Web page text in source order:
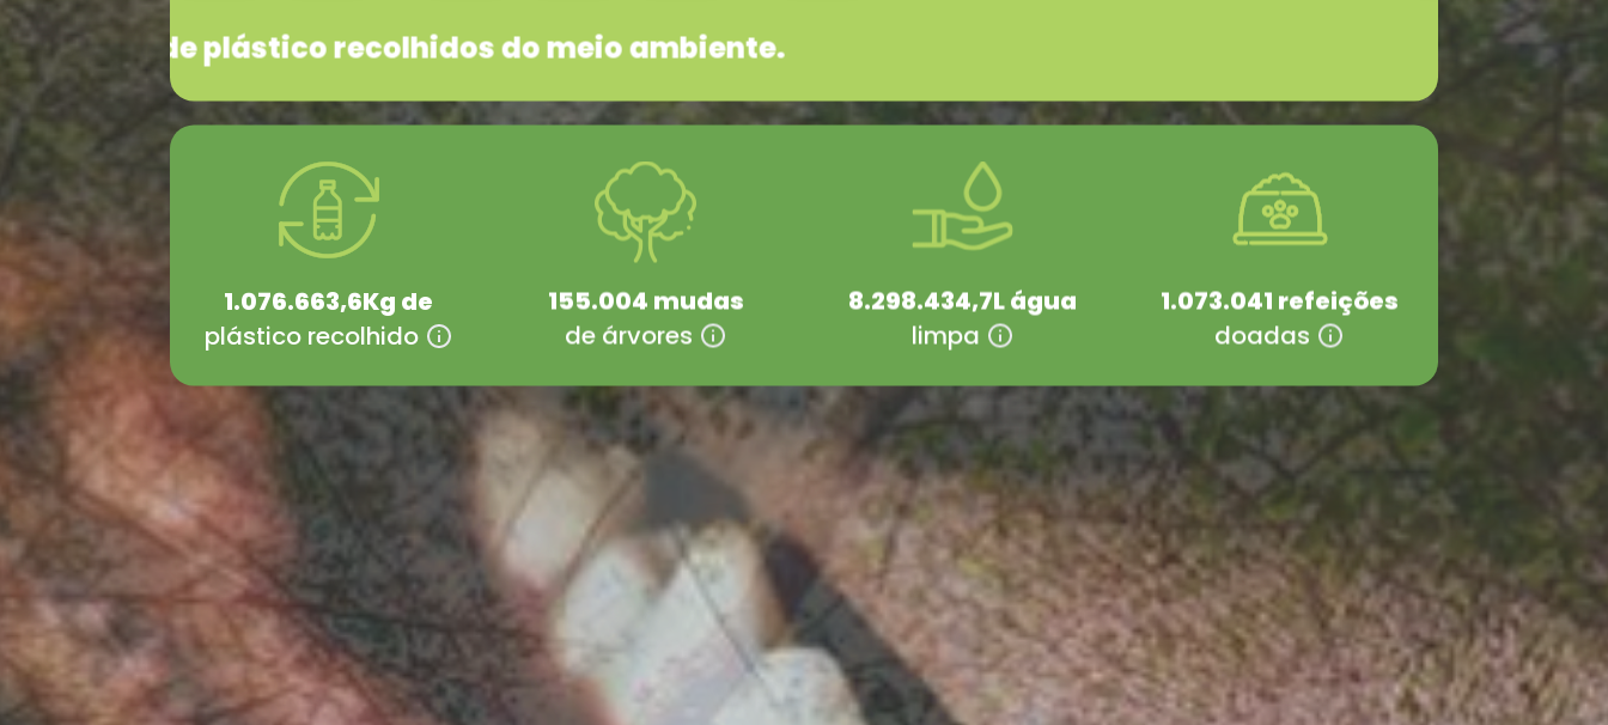
mudas de árvores plantadas
1.076.663,6Kg de
plástico recolhido
155.004 mudas
de árvores
8.298.434,9L água
limpa
1.073.041 refeições
doadas